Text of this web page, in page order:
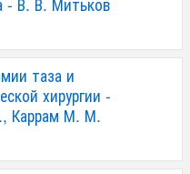
таза и
хирургии -
Каррам М. М.